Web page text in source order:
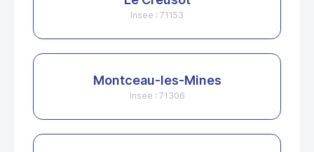
Insee : 71153
Montceau-les-Mines
Insee : 71306